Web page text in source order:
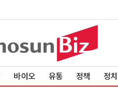
바이오 유통 정책 정치